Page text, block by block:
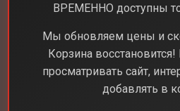
ВРЕМЕННО доступны
Мы обновляем цены и
Корзина
просматривать сайт,
добавлять в